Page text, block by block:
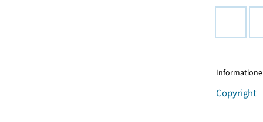
Copyright